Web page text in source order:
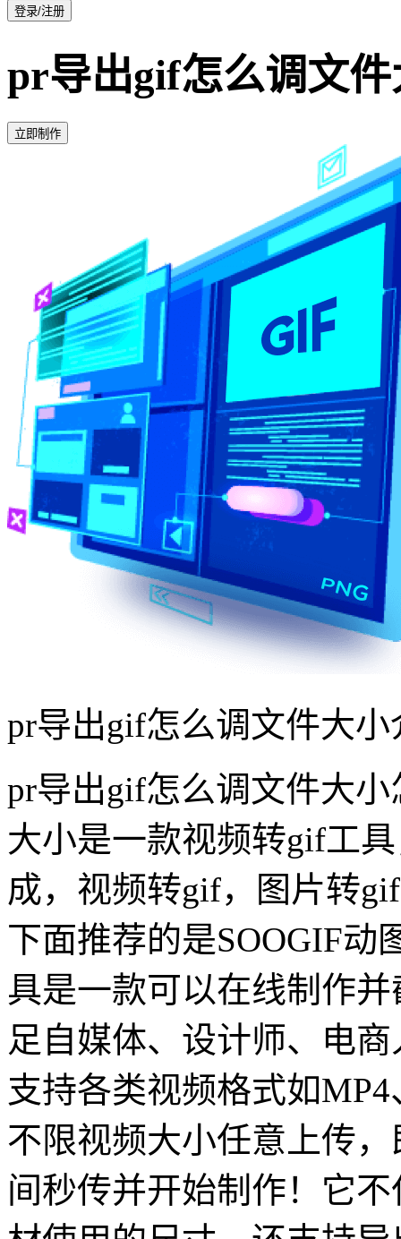
登录/注册
pr导出gif怎么调文件
立即制作
pr导出gif怎么调文件大小
pr导出gif怎么调文件大
大小是一款视频转gif工
成，视频转gif，图片转
下面推荐的是SOOGIF动
具是一款可以在线制作
足自媒体、设计师、电
支持各类视频格式如
不限视频大小任意上传
间秒传并开始制作！它